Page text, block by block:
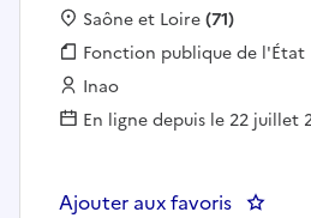
Localisation :
Saône et Loire(71)
Fonction publique :
Fonction publique de l'État
Employeur :
Inao
En ligne depuis le 22 juillet
Ajouter aux favoris :